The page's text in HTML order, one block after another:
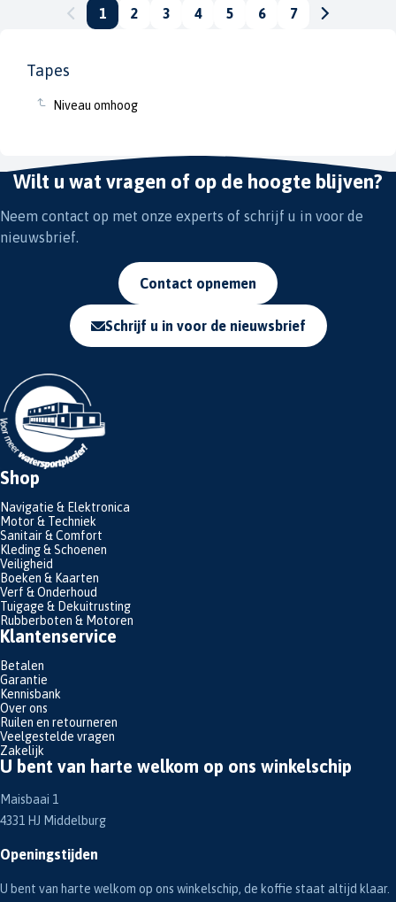
Tapes
Niveau omhoog
1 2 3 4 5 6 7
Wilt u wat vragen of op de hoogte blijven?
Neem contact op met onze experts of schrijf u in voor de
nieuwsbrief.
Contact opnemen
Schrijf u in voor de nieuwsbrief
Shop
Navigatie & Elektronica
Motor & Techniek
Sanitair & Comfort
Kleding & Schoenen
Veiligheid
Boeken & Kaarten
Verf & Onderhoud
Tuigage & Dekuitrusting
Rubberboten & Motoren
Klantenservice
Betalen
Garantie
Kennisbank
Over ons
Ruilen en retourneren
Veelgestelde vragen
Zakelijk
U bent van harte welkom op ons winkelschip
Maisbaai 1
4331 HJ Middelburg
Openingstijden
U bent van harte welkom op ons winkelschip, de koffie staat altijd klaar.